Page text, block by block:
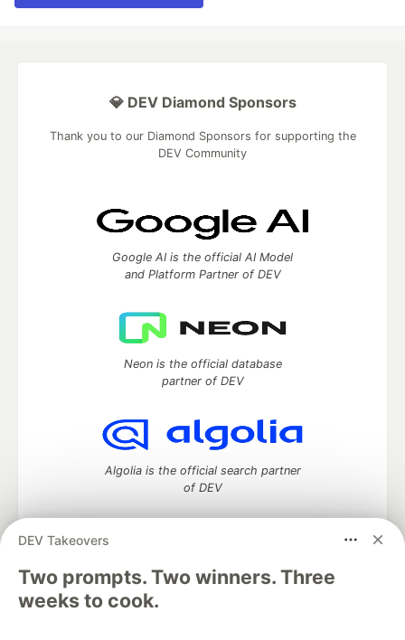
DEV Takeovers
Two prompts. Two winners. Three
weeks to cook.
💎 DEV Diamond Sponsors
Thank you to our Diamond Sponsors for supporting the
DEV Community
Google AI is the official AI Model
and Platform Partner of DEV
Neon is the official database
partner of DEV
Algolia is the official search partner
of DEV
DEV Community— A space to discuss and keep up software
development and manage your software career
Home
DEV Challenges